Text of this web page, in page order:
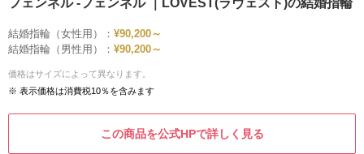
フェンネル -フェンネル ｜LOVEST(ラヴェスト)の結婚指輪
結婚指輪（女性用）： ¥90,200～
結婚指輪（男性用）： ¥90,200～
価格はサイズによって異なります。
※ 表示価格は消費税10％を含みます
この商品を公式HPで詳しく見る